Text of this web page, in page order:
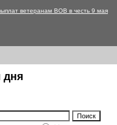
ветеранам ВОВ в честь 9 мая
дня